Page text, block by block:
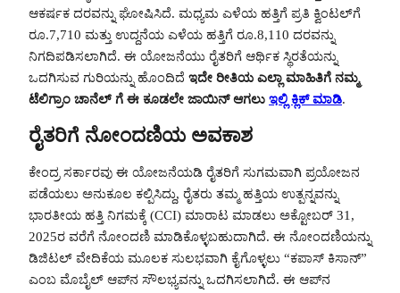
ಆಕರ್ಷಕ ದರವನ್ನು ಘೋಷಿಸಿದೆ. ಮಧ್ಯಮ ಎಳೆಯ ಹತ್ತಿಗೆ ಪ್ರತಿ ಕ್ವಿಂಟಲ್‌ಗೆ
ರೂ.7,710 ಮತ್ತು ಉದ್ದನೆಯ ಎಳೆಯ ಹತ್ತಿಗೆ ರೂ.8,110 ದರವನ್ನು
ನಿಗದಿಪಡಿಸಲಾಗಿದೆ. ಈ ಯೋಜನೆಯು ರೈತರಿಗೆ ಆರ್ಥಿಕ ಸ್ಥಿರತೆಯನ್ನು
ಒದಗಿಸುವ ಗುರಿಯನ್ನು ಹೊಂದಿದೆ ಇದೇ ರೀತಿಯ ಎಲ್ಲಾ ಮಾಹಿತಿಗೆ ನಮ್ಮ
ಟೆಲಿಗ್ರಾಂ ಚಾನೆಲ್ ಗೆ ಈ ಕೂಡಲೇ ಜಾಯಿನ್ ಆಗಲು ಇಲ್ಲಿ ಕ್ಲಿಕ್ ಮಾಡಿ.
ರೈತರಿಗೆ ನೋಂದಣಿಯ ಅವಕಾಶ
ಕೇಂದ್ರ ಸರ್ಕಾರವು ಈ ಯೋಜನೆಯಡಿ ರೈತರಿಗೆ ಸುಗಮವಾಗಿ ಪ್ರಯೋಜನ
ಪಡೆಯಲು ಅನುಕೂಲ ಕಲ್ಪಿಸಿದ್ದು, ರೈತರು ತಮ್ಮ ಹತ್ತಿಯ ಉತ್ಪನ್ನವನ್ನು
ಭಾರತೀಯ ಹತ್ತಿ ನಿಗಮಕ್ಕೆ (CCI) ಮಾರಾಟ ಮಾಡಲು ಅಕ್ಟೋಬರ್ 31,
2025ರ ವರೆಗೆ ನೋಂದಣಿ ಮಾಡಿಕೊಳ್ಳಬಹುದಾಗಿದೆ. ಈ ನೋಂದಣಿಯನ್ನು
ಡಿಜಿಟಲ್ ವೇದಿಕೆಯ ಮೂಲಕ ಸುಲಭವಾಗಿ ಕೈಗೊಳ್ಳಲು “ಕಪಾಸ್ ಕಿಸಾನ್”
ಎಂಬ ಮೊಬೈಲ್ ಆಪ್‌ನ ಸೌಲಭ್ಯವನ್ನು ಒದಗಿಸಲಾಗಿದೆ. ಈ ಆಪ್‌ನ